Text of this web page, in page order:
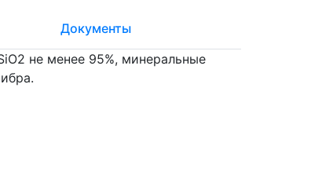
Документы
не менее 95%, минеральные